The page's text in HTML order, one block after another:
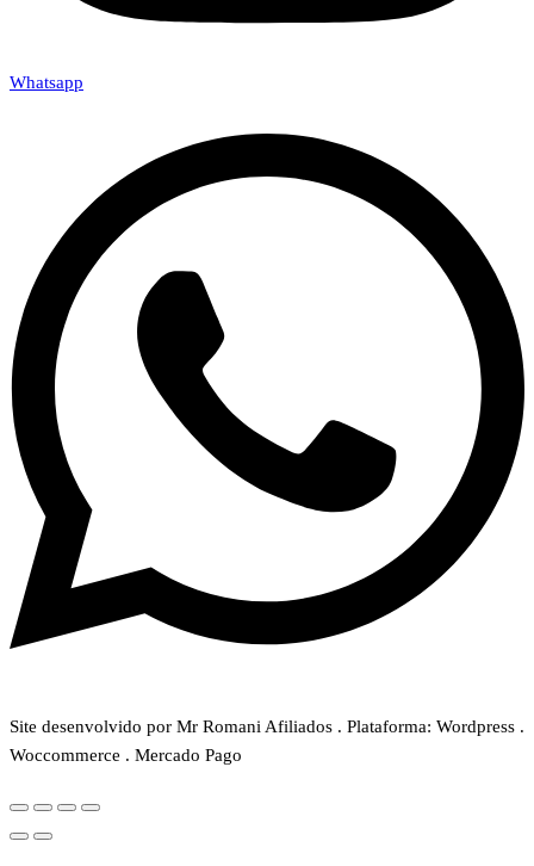
Whatsapp
Site desenvolvido por Mr Romani Afiliados . Plataforma: Wordpress .
Woccommerce . Mercado Pago